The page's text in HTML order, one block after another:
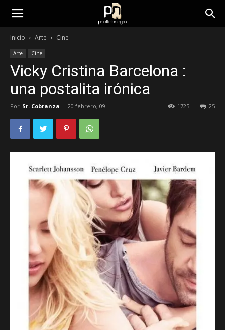
panfletonegro
Inicio Arte Cine
Arte Cine
Vicky Cristina Barcelona :
una postalita irónica
Por Sr. Cobranza - 20 febrero, 09 25
1725